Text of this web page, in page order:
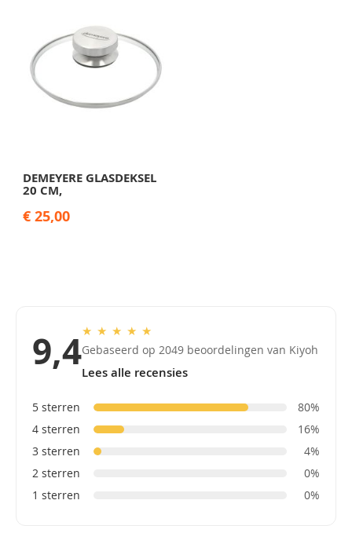
DEMEYERE GLASDEKSEL
20 CM,
€ 25,00
9,4★ ★ ★ ★ ★
Gebaseerd op 2049 beoordelingen van Kiyoh
Lees alle recensies
5 sterren
80%
4 sterren
16%
3 sterren
4%
2 sterren
0%
1 sterren
0%